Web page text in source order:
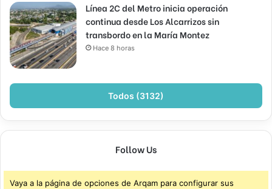
Línea 2C del Metro inicia operación
continua desde Los Alcarrizos sin
transbordo en la María Montez
Hace 8 horas
Todos (3132)
Follow Us
Vaya a la página de opciones de Arqam para configurar sus